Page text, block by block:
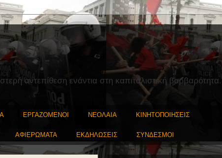
αντεπίθεση ενάντια στη καπιταλιστική βαρβαρότητα.
ΕΡΓΑΖΟΜΕΝΟΙ ΝΕΟΛΑΙΑ ΚΙΝΗΤΟΠΟΙΗΣΕΙΣ
ΑΦΙΕΡΩΜΑΤΑ ΕΚΔΗΛΩΣΕΙΣ ΣΥΝΔΕΣΜΟΙ